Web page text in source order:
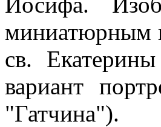
миниатюрным
св.
вариант
"Гатчина").